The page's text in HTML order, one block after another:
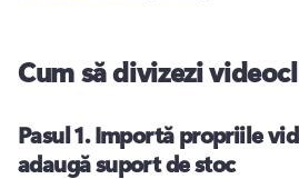
Cum să divizezi
Pasul 1.Importă propriile
adaugă suport de stoc